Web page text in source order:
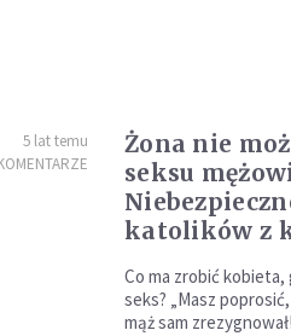
5 lat temu
Żona nie
seksu
katolików z
Co ma zrobić
seks? „Masz
mąż sam